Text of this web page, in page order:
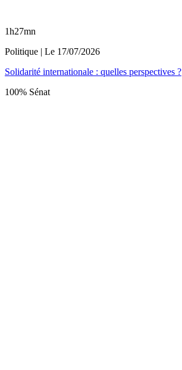
1h27mn
Politique | Le 17/07/2026
Solidarité internationale : quelles perspectives ?
100% Sénat